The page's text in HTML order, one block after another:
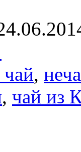
,
, чай из